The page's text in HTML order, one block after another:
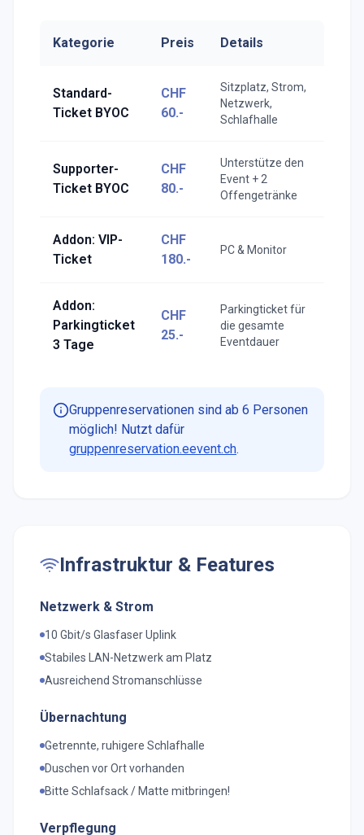
Kategorie Preis Details
Standard-
Ticket BYOC
CHF
60.-
Sitzplatz, Strom,
Netzwerk,
Schlafhalle
Supporter-
Ticket BYOC
CHF
80.-
Unterstütze den
Event + 2
Offengetränke
Addon: VIP-
Ticket
CHF
180.-
PC & Monitor
Addon:
Parkingticket
3 Tage
CHF
25.-
Parkingticket für
die gesamte
Eventdauer
Gruppenreservationen sind ab 6 Personen
möglich! Nutzt dafür
gruppenreservation.eevent.ch.
Infrastruktur & Features
Netzwerk & Strom
10 Gbit/s Glasfaser Uplink
Stabiles LAN-Netzwerk am Platz
Ausreichend Stromanschlüsse
Übernachtung
Getrennte, ruhigere Schlafhalle
Duschen vor Ort vorhanden
Bitte Schlafsack / Matte mitbringen!
Verpflegung